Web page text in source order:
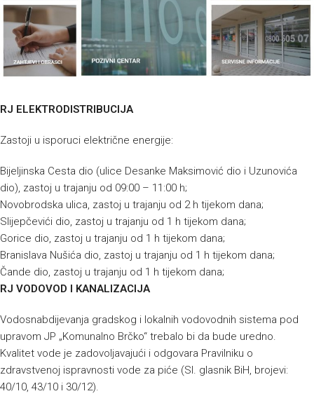
RJ ELEKTRODISTRIBUCIJA
Zastoji u isporuci električne energije:
Bijeljinska Cesta dio (ulice Desanke Maksimović dio i Uzunovića
dio), zastoj u trajanju od 09:00 – 11:00 h;
Novobrodska ulica, zastoj u trajanju od 2 h tijekom dana;
Slijepčevići dio, zastoj u trajanju od 1 h tijekom dana;
Gorice dio, zastoj u trajanju od 1 h tijekom dana;
Branislava Nušića dio, zastoj u trajanju od 1 h tijekom dana;
Čande dio, zastoj u trajanju od 1 h tijekom dana;
RJ VODOVOD I KANALIZACIJA
Vodosnabdijevanja gradskog i lokalnih vodovodnih sistema pod
upravom JP „Komunalno Brčko“ trebalo bi da bude uredno.
Kvalitet vode je zadovoljavajući i odgovara Pravilniku o
zdravstvenoj ispravnosti vode za piće (Sl. glasnik BiH, brojevi:
40/10, 43/10 i 30/12).